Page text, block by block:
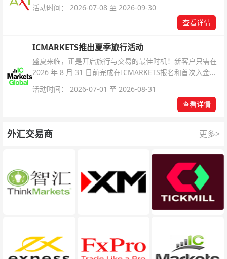
活动时间： 2026-07-08 至 2026-09-30
查看详情
ICMARKETS推出夏季旅行活动
盛夏来临，正是开启旅行与交易的最佳时机！新客户只需在
2026 年 8 月 31 日前完成在ICMARKETS报名和首次入金即
活动时间： 2026-07-01 至 2026-08-31
查看详情
外汇交易商 更多>